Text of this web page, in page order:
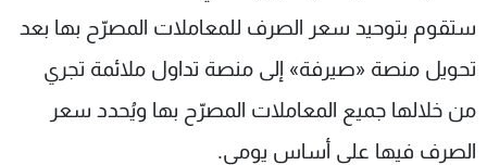
ستقوم بتوحيد سعر الصرف للمعاملات المصرّح بها بعد
تحويل منصة «صيرفة» إلى منصة تداول ملائمة تجري
من خلالها جميع المعاملات المصرّح بها ويُحدد سعر
الصرف فيها على أساس يومي.